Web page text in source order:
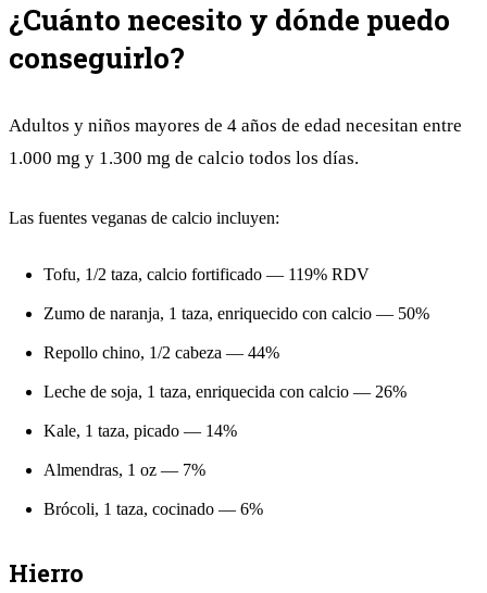
¿Cuánto necesito y dónde puedo
conseguirlo?
Adultos y niños mayores de 4 años de edad necesitan entre
1.000 mg y 1.300 mg de calcio todos los días.
Las fuentes veganas de calcio incluyen:
Tofu, 1/2 taza, calcio fortificado — 119% RDV
Zumo de naranja, 1 taza, enriquecido con calcio — 50%
Repollo chino, 1/2 cabeza — 44%
Leche de soja, 1 taza, enriquecida con calcio — 26%
Kale, 1 taza, picado — 14%
Almendras, 1 oz — 7%
Brócoli, 1 taza, cocinado — 6%
Hierro